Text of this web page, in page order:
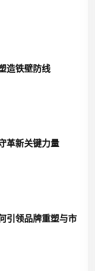
造铁壁防线
革新关键力量
引领品牌重塑与市